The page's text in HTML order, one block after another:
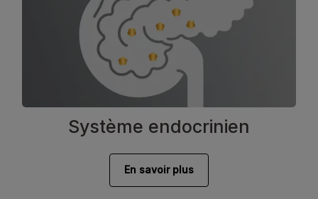
Système endocrinien
En savoir plus